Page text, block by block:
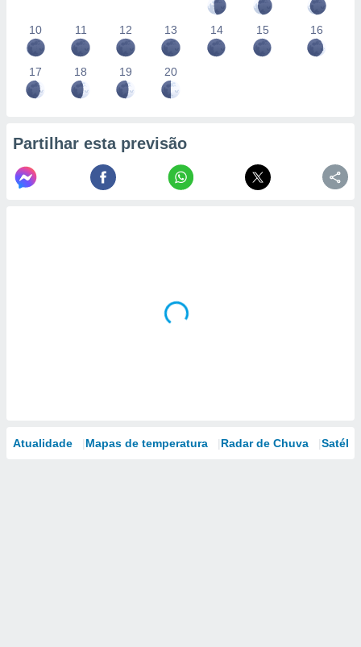
10 11 12 13 14 15 16
17 18 19 20
Partilhar esta previsão
Atualidade Mapas de temperatura Radar de Chuva